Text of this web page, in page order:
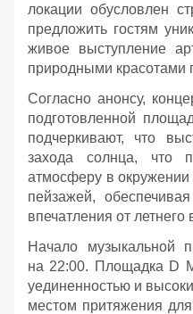
локации обусловлен
предложить гостям
живое выступление
природными красотами
Согласно анонсу,
подготовленной
подчеркивают, что
захода солнца, что
атмосферу в
пейзажей,
впечатления от летнего
Начало музыкальной
на 22:00. Площадка D
уединенностью и
местом притяжения